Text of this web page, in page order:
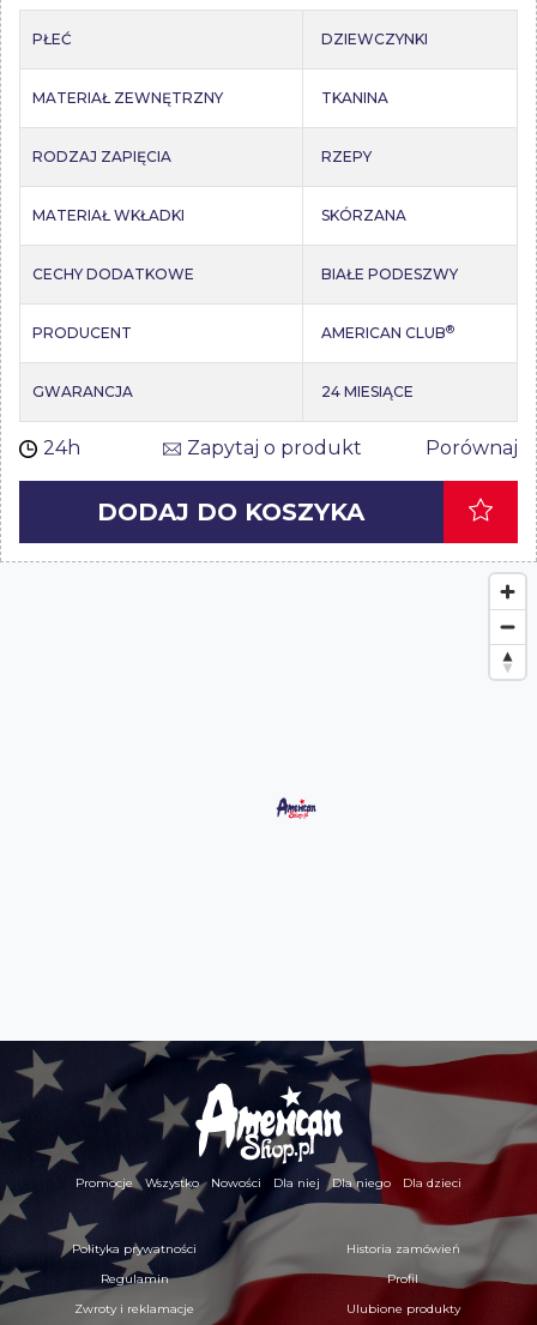
PŁEĆ DZIEWCZYNKI
MATERIAŁ ZEWNĘTRZNY TKANINA
RODZAJ ZAPIĘCIA RZEPY
MATERIAŁ WKŁADKI SKÓRZANA
CECHY DODATKOWE BIAŁE PODESZWY
PRODUCENT AMERICAN CLUB®
GWARANCJA 24 MIESIĄCE
24h Zapytaj o produkt Porównaj
DODAJ DO KOSZYKA
Promocje Wszystko Nowości Dla niej Dla niego Dla dzieci
Polityka prywatności
Regulamin
Zwroty i reklamacje
Historia zamówień
Profil
Ulubione produkty